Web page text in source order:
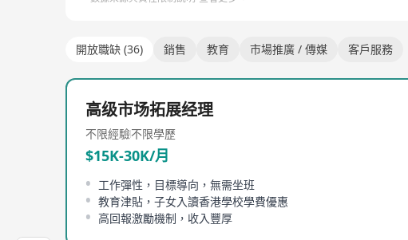
開放職缺 (36) 銷售 教育 市場推廣 / 傳媒 客戶服務
高级市场拓展经理
不限經驗不限學歷
$15K-30K/月
工作彈性，目標導向，無需坐班
教育津貼，子女入讀香港學校學費優惠
高回報激勵機制，收入豐厚